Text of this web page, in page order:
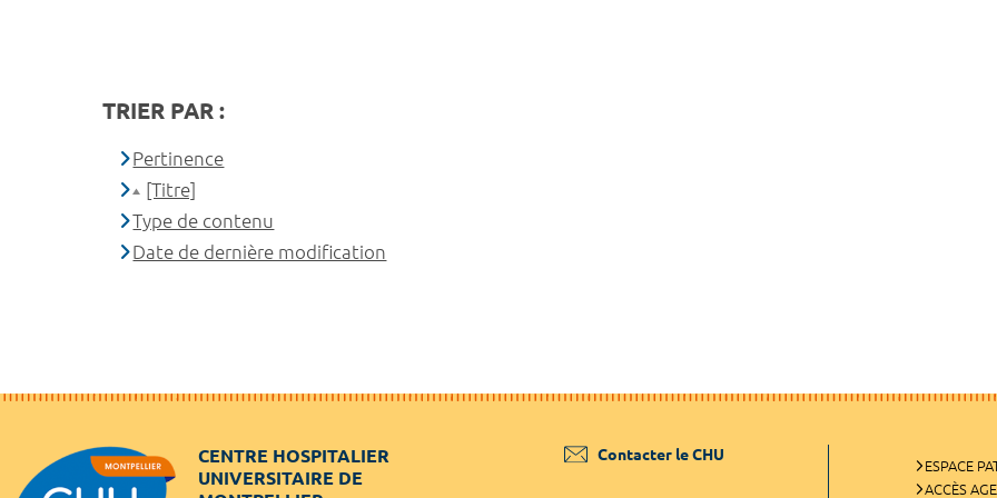
TRIER PAR :
Pertinence
[Titre]
Type de contenu
Date de dernière modification
CENTRE HOSPITALIER
UNIVERSITAIRE DE
Contacter le CHU
ESPACE
ACCÈS